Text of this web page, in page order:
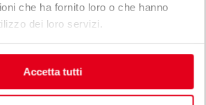
che ha fornito loro o che hanno
dei loro servizi.
Accetta tutti